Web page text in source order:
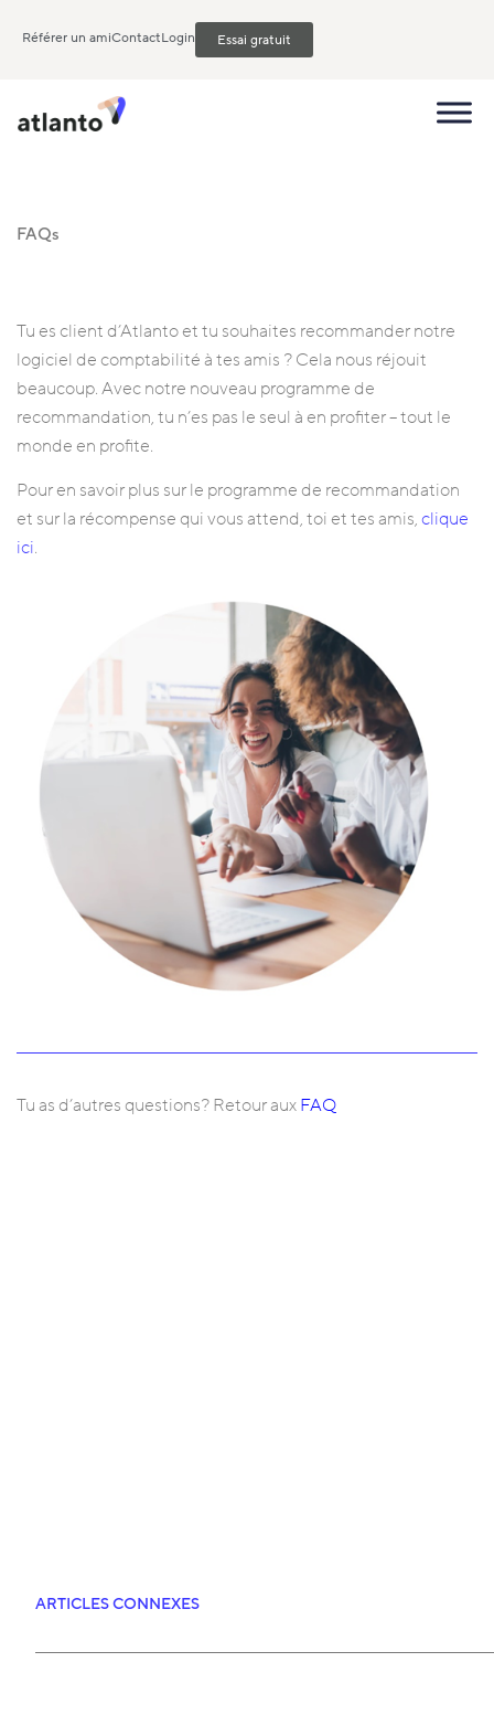
Référer un amiContactLogin Essai gratuit
FAQs
Tu es client d’Atlanto et tu souhaites recommander notre
logiciel de comptabilité à tes amis ? Cela nous réjouit
beaucoup. Avec notre nouveau programme de
recommandation, tu n’es pas le seul à en profiter – tout le
monde en profite.
Pour en savoir plus sur le programme de recommandation
et sur la récompense qui vous attend, toi et tes amis,clique
ici.
Tu as d’autres questions? Retour auxFAQ
ARTICLES CONNEXES